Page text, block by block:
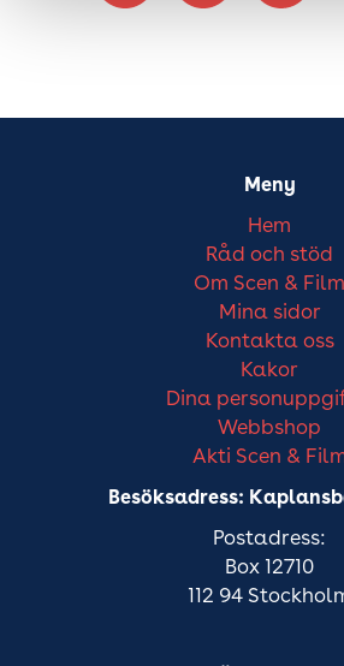
Meny
Hem
Råd och stöd
Om Scen & Film
Mina sidor
Kontakta oss
Kakor
Dina
Webbshop
Akti Scen &
Besöksadress:
Postadress:
Box 12710
112 94